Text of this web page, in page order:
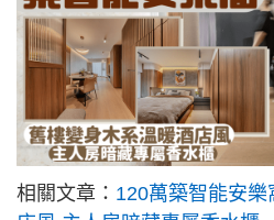
相關文章： 120萬築智能安